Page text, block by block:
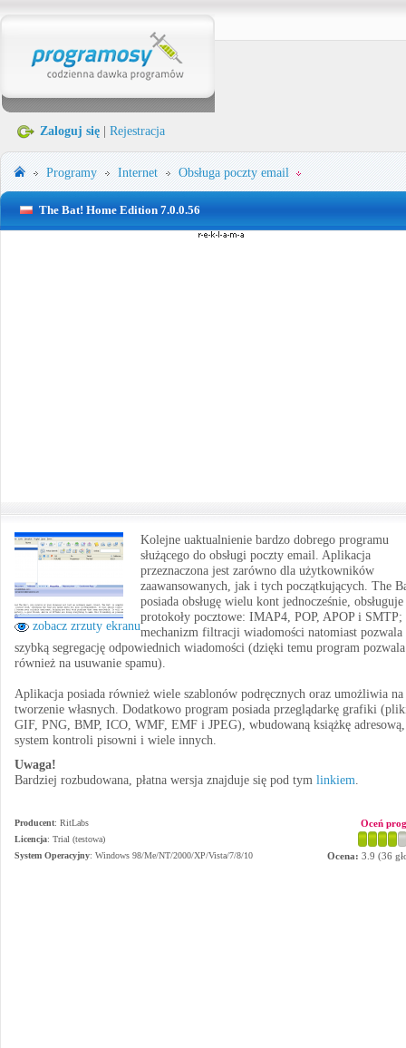
Zaloguj się Rejestracja
Programy Internet Obsługa poczty email
The Bat! Home Edition 7.0.0.56
zobacz zrzuty ekranu
Kolejne uaktualnienie bardzo dobrego programu
służącego do obsługi poczty email. Aplikacja
przeznaczona jest zarówno dla użytkowników
zaawansowanych, jak i tych początkujących. The
posiada obsługę wielu kont jednocześnie, obsługuje
protokoły pocztowe: IMAP4, POP, APOP i SMTP;
mechanizm filtracji wiadomości natomiast pozwala
szybką segregację odpowiednich wiadomości (dzięki temu program pozwala
również na usuwanie spamu).
Aplikacja posiada również wiele szablonów podręcznych oraz umożliwia na
tworzenie własnych. Dodatkowo program posiada przeglądarkę grafiki
GIF, PNG, BMP, ICO, WMF, EMF i JPEG), wbudowaną książkę adresową,
system kontroli pisowni i wiele innych.
Uwaga!
Bardziej rozbudowana, płatna wersja znajduje się pod tym linkiem.
Producent: RitLabs
Licencja: Trial (testowa)
System Operacyjny: Windows 98/Me/NT/2000/XP/Vista/7/8/10
Oceń
Ocena: 3.9 (36